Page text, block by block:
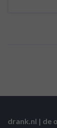
drank.nl | de